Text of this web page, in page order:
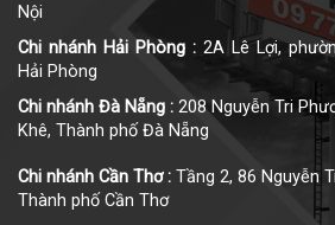
Nội
Chi nhánh Hải Phòng : 2A Lê Lợi,
Hải Phòng
Chi nhánh Đà Nẵng : 208 Nguyễn Tri
Khê, Thành phố Đà Nẵng
Chi nhánh Cần Thơ : Tầng 2, 86 Nguyễn
Thành phố Cần Thơ